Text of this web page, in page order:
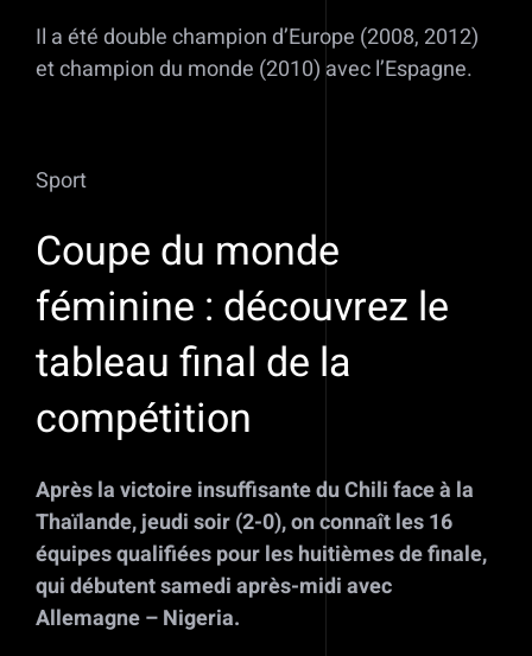
Il a été double champion d’Europe (2008, 2012)
et champion du monde (2010) avec l’Espagne.
Sport
Coupe du monde
féminine : découvrez le
tableau final de la
compétition
Après la victoire insuffisante du Chili face à la
Thaïlande, jeudi soir (2-0), on connaît les 16
équipes qualifiées pour les huitièmes de finale,
qui débutent samedi après-midi avec
Allemagne – Nigeria.